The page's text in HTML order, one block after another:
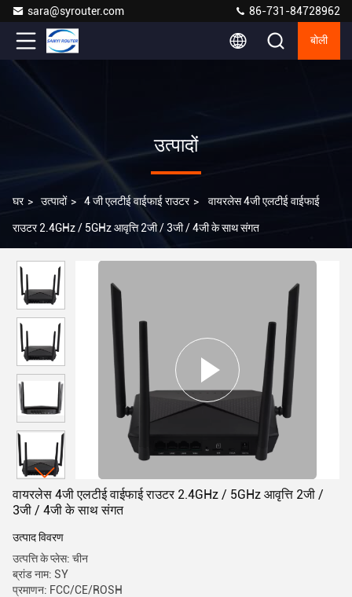
sara@syrouter.com 86-731-84728962
बोली
उत्पादों
घर > उत्पादों > 4 जी एलटीई वाईफाई राउटर > वायरलेस 4जी एलटीई वाईफाई
राउटर 2.4GHz / 5GHz आवृत्ति 2जी / 3जी / 4जी के साथ संगत
वायरलेस 4जी एलटीई वाईफाई राउटर 2.4GHz / 5GHz आवृत्ति 2जी /
3जी / 4जी के साथ संगत
उत्पाद विवरण
उत्पत्ति के प्लेस: चीन
ब्रांड नाम: SY
प्रमाणन: FCC/CE/ROSH